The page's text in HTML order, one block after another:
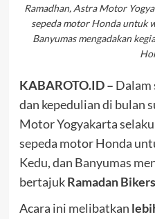
Ramadhan, Astra Motor
sepeda motor Honda untuk
Banyumas mengadakan
KABAROTO.ID – Dalam
dan kepedulian di bulan
Motor Yogyakarta
sepeda motor Honda
Kedu, dan Banyumas
bertajukRamadan
Acara ini melibatkan